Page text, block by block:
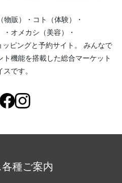
物販） ・ コト（体験）
・
・ オメカシ（美容）
・
ッピングと予約サイト。
みんなで
ト機能を搭載した総合マーケット
スです。
種ご案内